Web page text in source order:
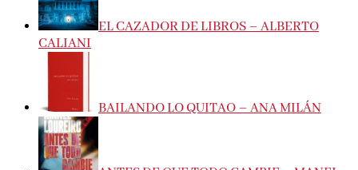
EL CAZADOR DE LIBROS – ALBERTO
CALIANI
BAILANDO LO QUITAO – ANA MILÁN